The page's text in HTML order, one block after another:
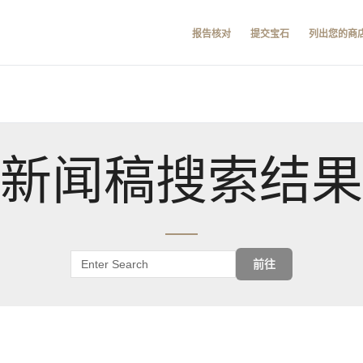
报告核对 提交宝石 列出您的商
新闻稿搜索结果
前往